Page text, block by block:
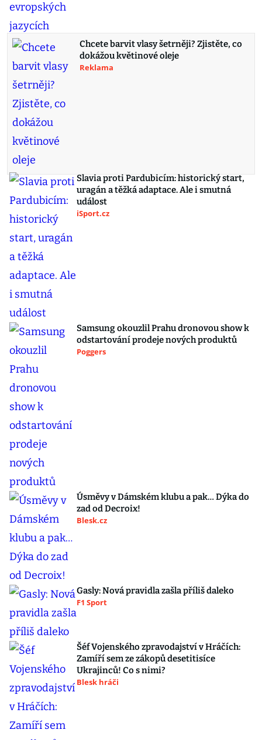
Chcete barvit vlasy šetrněji? Zjistěte, co
dokážou květinové oleje
Reklama
Slavia proti Pardubicím: historický start,
uragán a těžká adaptace. Ale i smutná
událost
iSport.cz
Samsung okouzlil Prahu dronovou show k
odstartování prodeje nových produktů
Poggers
Úsměvy v Dámském klubu a pak… Dýka do
zad od Decroix!
Blesk.cz
Gasly: Nová pravidla zašla příliš daleko
F1 Sport
Šéf Vojenského zpravodajství v Hráčích:
Zamíří sem ze zákopů desetitisíce
Ukrajinců! Co s nimi?
Blesk hráči